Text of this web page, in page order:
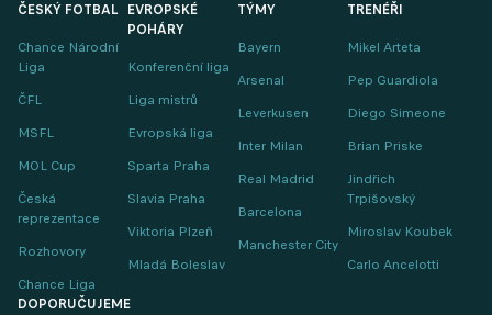
ČESKÝ FOTBAL
Chance Národní
Liga
ČFL
MSFL
MOL Cup
Česká
reprezentace
Rozhovory
Chance Liga
EVROPSKÉ
POHÁRY
Konferenční liga
Liga mistrů
Evropská liga
Sparta Praha
Slavia Praha
Viktoria Plzeň
Mladá Boleslav
TÝMY
Bayern
Arsenal
Leverkusen
Inter Milan
Real Madrid
Barcelona
Manchester City
TRENÉŘI
Mikel Arteta
Pep Guardiola
Diego Simeone
Brian Priske
Jindřich
Trpišovský
Miroslav Koubek
Carlo Ancelotti
DOPORUČUJEME